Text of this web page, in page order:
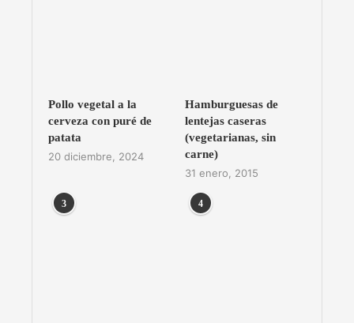
Pollo vegetal a la
cerveza con puré de
patata
20 diciembre, 2024
Hamburguesas de
lentejas caseras
(vegetarianas, sin
carne)
31 enero, 2015
3 4